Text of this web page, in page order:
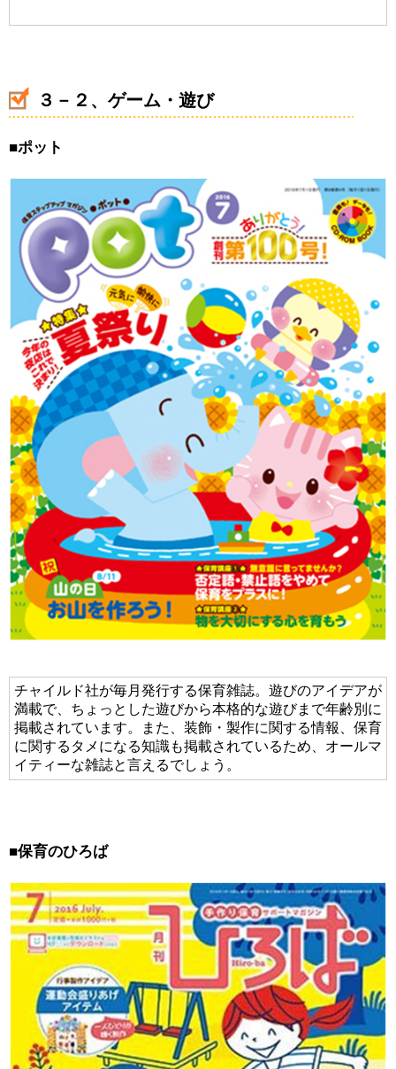
３－２、ゲーム・遊び
■ポット
チャイルド社が毎月発行する保育雑誌。遊びのアイデアが
満載で、ちょっとした遊びから本格的な遊びまで年齢別に
掲載されています。また、装飾・製作に関する情報、保育
に関するタメになる知識も掲載されているため、オールマ
イティーな雑誌と言えるでしょう。
■保育のひろば